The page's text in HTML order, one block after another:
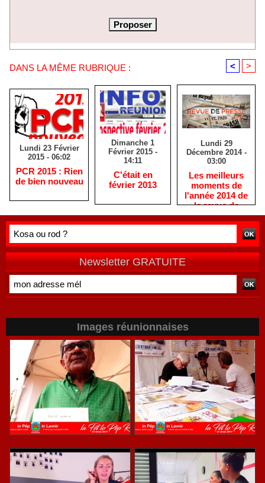
DANS LA MÊME RUBRIQUE : < >
Lundi 23 Février
2015 - 06:02
PCR 2015 : Rien
de bien nouveau
Dimanche 1
Février 2015 -
14:11
C'était en
février 2013
Lundi 29
Décembre 2014 -
03:00
Les meilleurs
moments de
l'année 2014 de
la revue de
presse
réunionnaise
Newsletter GRATUITE
Images réunionnaises
LFLPR-70 LFLPR-64